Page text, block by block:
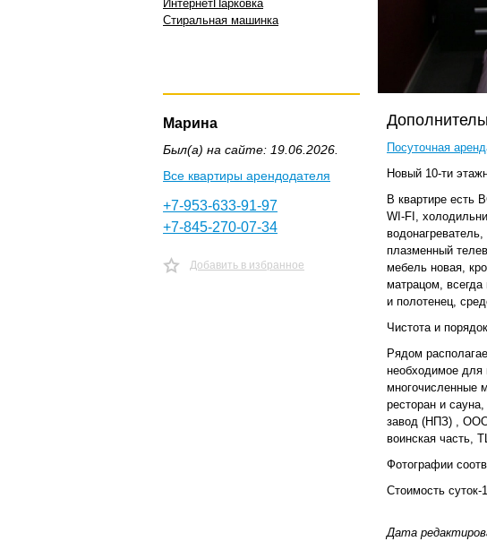
ИнтернетПарковка
Стиральная машинка
Марина
Был(а) на сайте: 19.06.2026.
Все квартиры арендодателя
+7-953-633-91-97
+7-845-270-07-34
Добавить в избранное
Посуточная
Новый 10-ти
В квартире есть
WI-FI,
плазменный
мебель новая,
матрацом, всегда
и полотенец,
Чистота и
Рядом
необходимое для
многочисленные
ресторан и
завод (НПЗ) , ООО
воинская
Фотографии
Стоимость
Дата